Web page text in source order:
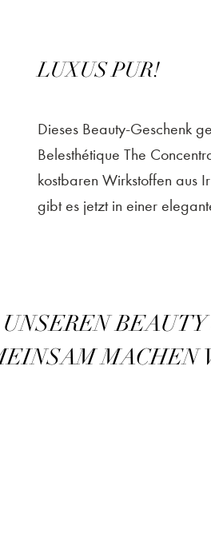
LUXUS PUR!
Dieses Beauty-Geschenk
Belesthétique The
kostbaren Wirkstoffen aus
gibt es jetzt in einer